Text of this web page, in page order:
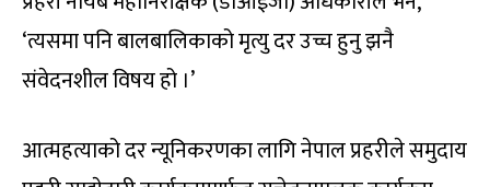
‘त्यसमा पनि बालबालिकाको मृत्यु दर उच्च हुनु झनै
संवेदनशील विषय हो ।’
आत्महत्याको दर न्यूनिकरणका लागि नेपाल प्रहरीले समुदाय